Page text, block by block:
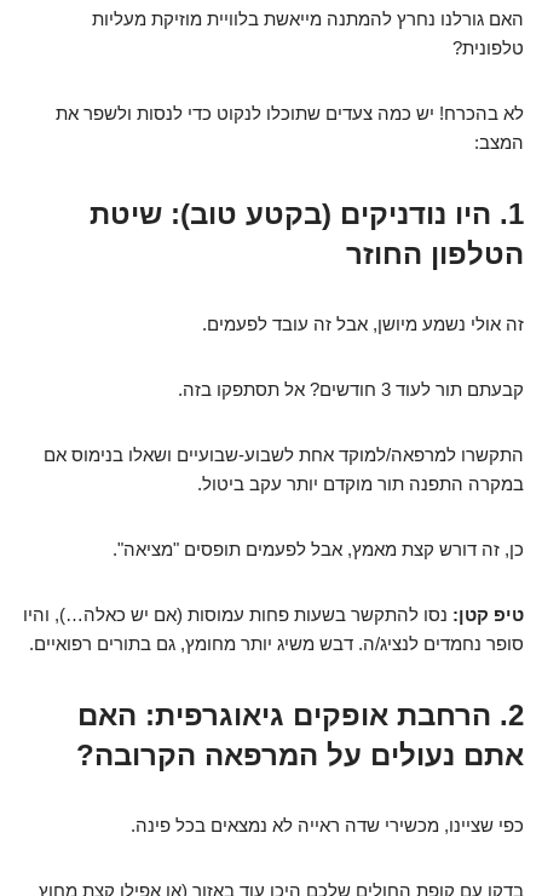
האם גורלנו נחרץ להמתנה מייאשת בלוויית מוזיקת מעליות
טלפונית?
לא בהכרח! יש כמה צעדים שתוכלו לנקוט כדי לנסות ולשפר את
המצב:
1. היו נודניקים (בקטע טוב): שיטת
הטלפון החוזר
זה אולי נשמע מיושן, אבל זה עובד לפעמים.
קבעתם תור לעוד 3 חודשים? אל תסתפקו בזה.
התקשרו למרפאה/למוקד אחת לשבוע-שבועיים ושאלו בנימוס אם
במקרה התפנה תור מוקדם יותר עקב ביטול.
כן, זה דורש קצת מאמץ, אבל לפעמים תופסים "מציאה".
טיפ קטן: נסו להתקשר בשעות פחות עמוסות (אם יש כאלה…), והיו
סופר נחמדים לנציג/ה. דבש משיג יותר מחומץ, גם בתורים רפואיים.
2. הרחבת אופקים גיאוגרפית: האם
אתם נעולים על המרפאה הקרובה?
כפי שציינו, מכשירי שדה ראייה לא נמצאים בכל פינה.
בדקו עם קופת החולים שלכם היכן עוד באזור (או אפילו קצת מחוץ